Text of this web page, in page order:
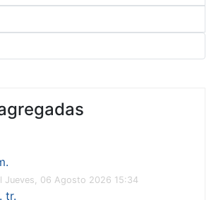
Jueves, 06 Agosto 2026 15:34
tr.